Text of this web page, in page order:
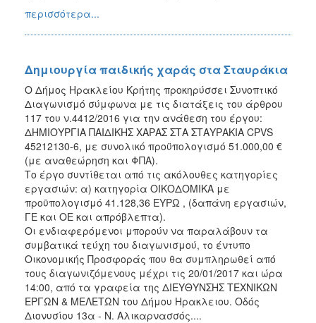
περισσότερα...
Δημιουργία παιδικής χαράς στα Σταυράκια
Ο Δήμος Ηρακλείου Κρήτης προκηρύσσει Συνοπτικό
Διαγωνισμό σύμφωνα με τις διατάξεις του άρθρου
117 του ν.4412/2016 για την ανάθεση του έργου:
ΔΗΜΙΟΥΡΓΙΑ ΠΑΙΔΙΚΗΣ ΧΑΡΑΣ ΣΤΑ ΣΤΑΥΡΑΚΙΑ CPVS
45212130-6, με συνολικό προϋπολογισμό 51.000,00 €
(με αναθεώρηση και ΦΠΑ).
Το έργο συντίθεται από τις ακόλουθες κατηγορίες
εργασιών: α) κατηγορία ΟΙΚΟΔΟΜΙΚΑ με
προϋπολογισμό 41.128,36 ΕΥΡΩ , (δαπάνη εργασιών,
ΓΕ και ΟΕ και απρόβλεπτα).
Οι ενδιαφερόμενοι μπορούν να παραλάβουν τα
συμβατικά τεύχη του διαγωνισμού, το έντυπο
Οικονομικής Προσφοράς που θα συμπληρωθεί από
τους διαγωνιζόμενους μέχρι τις 20/01/2017 και ώρα
14:00, από τα γραφεία της ΔΙΕΥΘΥΝΣΗΣ ΤΕΧΝΙΚΩΝ
ΕΡΓΩΝ & ΜΕΛΕΤΩΝ του Δήμου Ηρακλειου. Οδός
Διονυσίου 13α - Ν. Αλικαρνασσός....